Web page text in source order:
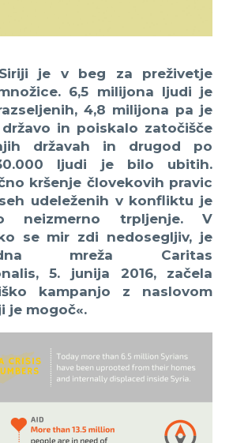
je v beg za preživetje
6,5 milijona ljudi je
4,8 milijona pa je
in poiskalo zatočišče
državah in drugod po
ljudi je bilo ubitih.
kršenje človekovih pravic
udeleženih v konfliktu je
neizmerno trpljenje. V
se mir zdi nedosegljiv, je
mreža Caritas
5. junija 2016, začela
kampanjo z naslovom
je mogoč«.